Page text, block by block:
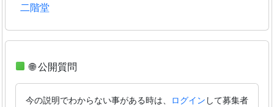
二階堂
🌐 公開質問
今の説明でわからない事がある時は、 ログイン して募集者